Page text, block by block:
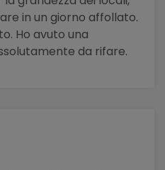
in un giorno affollato.
Ho avuto una
da rifare.